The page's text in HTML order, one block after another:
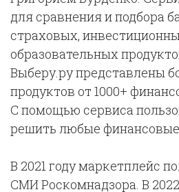
для сравнения и подбора
страховых,
образовательных
Выберу.ру представлены
продуктов от 1000+
С помощью сервиса
решить любые
В 2021 году маркетплейс
СМИ Роскомнадзора. В